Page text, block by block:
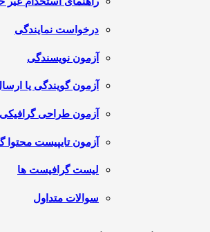
درخواست نمایندگی
آزمون نویسندگی
آزمون گویندگی یا
آزمون طراحی گرافیکی
آزمون تایپیست محتوا
لیست گرافیست ها
سوالات متداول